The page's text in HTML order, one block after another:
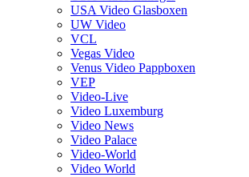
USA Video Glasboxen
UW Video
VCL
Vegas Video
Venus Video Pappboxen
VEP
Video-Live
Video Luxemburg
Video News
Video Palace
Video-World
Video World